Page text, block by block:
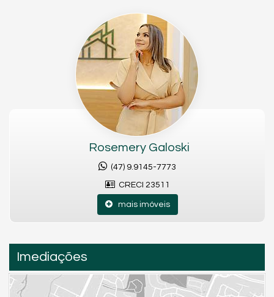
Rosemery Galoski
(47) 9.9145-7773
CRECI 23511
mais imóveis
Imediações